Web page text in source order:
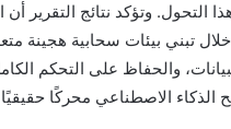
التحول. وتؤكد نتائج
تبني بيئات سحابية هجينة
والحفاظ على التحكم
الذكاء الاصطناعي محركًا حقيقيًا